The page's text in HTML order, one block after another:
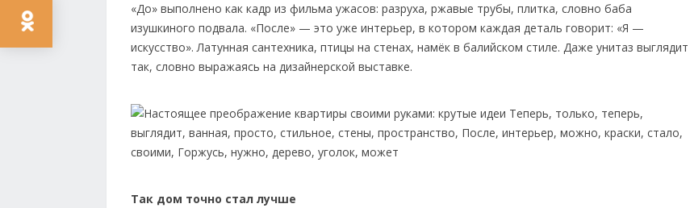
«До» выполнено как кадр из фильма ужасов: разруха, ржавые трубы, плитка, словно баба
изушкиного подвала. «После» — это уже интерьер, в котором каждая деталь говорит: «Я —
искусство». Латунная сантехника, птицы на стенах, намёк в балийском стиле. Даже унитаз выглядит
так, словно выражаясь на дизайнерской выставке.
Так дом точно стал лучше